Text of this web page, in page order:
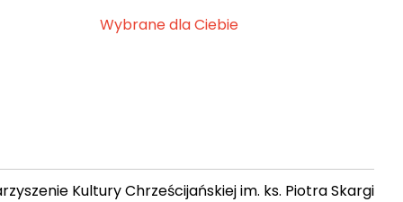
Wybrane dla Ciebie
Kultury Chrześcijańskiej im. ks. Piotra Skargi